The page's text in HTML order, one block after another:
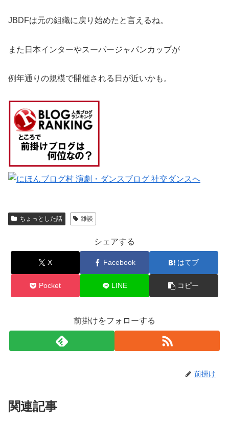
JBDFは元の組織に戻り始めたと言えるね。
また日本インターやスーパージャパンカップが
例年通りの規模で開催される日が近いかも。
ちょっとした話 雑談
シェアする
X Facebook はてブ
Pocket LINE コピー
前掛けをフォローする
前掛け
関連記事